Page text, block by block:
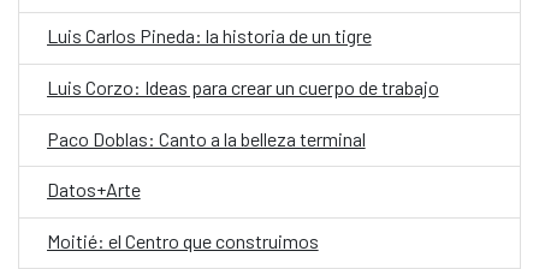
Luis Carlos Pineda: la historia de un tigre
Luis Corzo: Ideas para crear un cuerpo de trabajo
Paco Doblas: Canto a la belleza terminal
Datos+Arte
Moitié: el Centro que construimos